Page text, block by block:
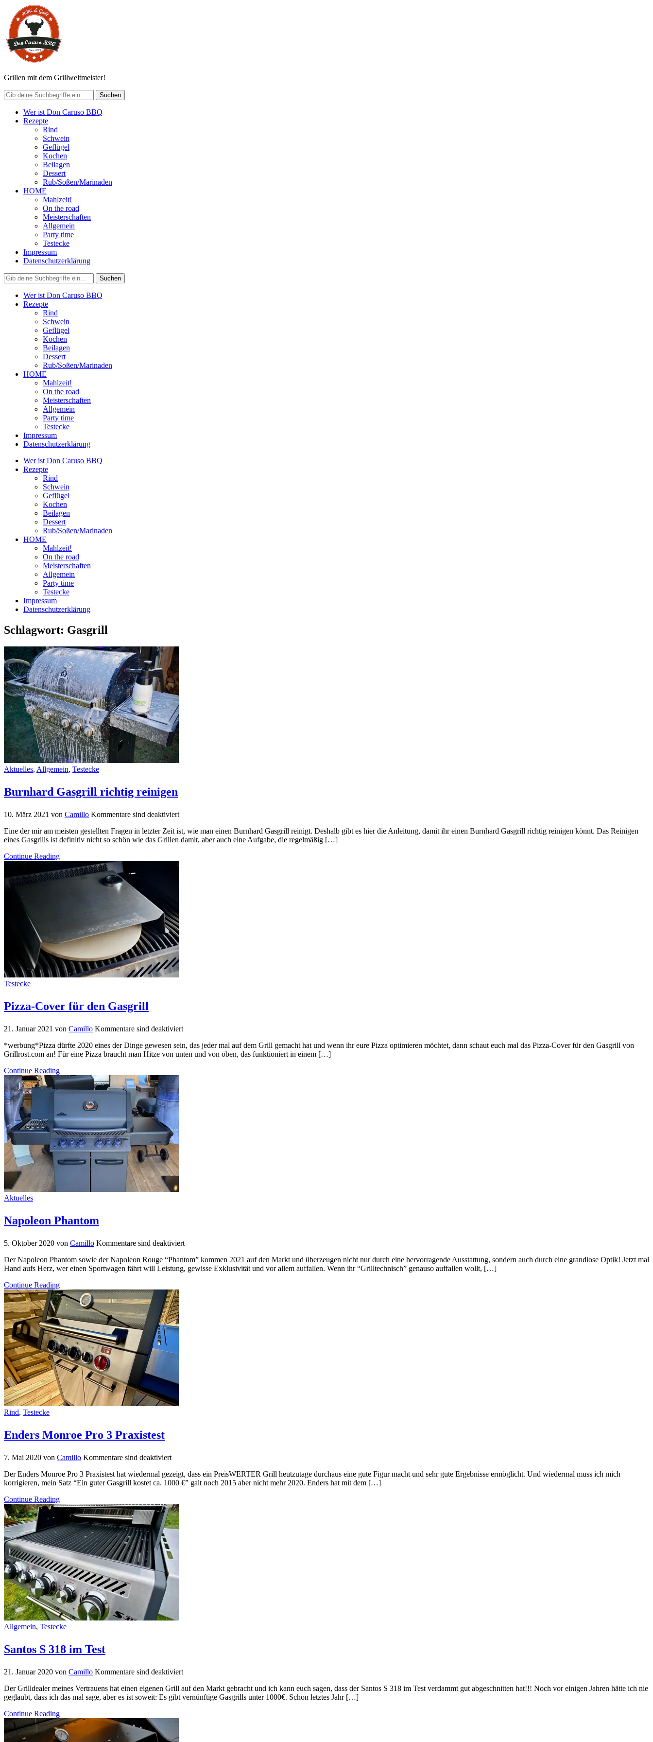
Grillen mit dem Grillweltmeister!
Wer ist Don Caruso BBQ
Rezepte
Rind
Schwein
Geflügel
Kochen
Beilagen
Dessert
Rub/Soßen/Marinaden
HOME
Mahlzeit!
On the road
Meisterschaften
Allgemein
Party time
Testecke
Impressum
Datenschutzerklärung
Wer ist Don Caruso BBQ
Rezepte
Rind
Schwein
Geflügel
Kochen
Beilagen
Dessert
Rub/Soßen/Marinaden
HOME
Mahlzeit!
On the road
Meisterschaften
Allgemein
Party time
Testecke
Impressum
Datenschutzerklärung
Wer ist Don Caruso BBQ
Rezepte
Rind
Schwein
Geflügel
Kochen
Beilagen
Dessert
Rub/Soßen/Marinaden
HOME
Mahlzeit!
On the road
Meisterschaften
Allgemein
Party time
Testecke
Impressum
Datenschutzerklärung
Schlagwort: Gasgrill
Aktuelles, Allgemein, Testecke
Burnhard Gasgrill richtig reinigen
10. März 2021 von Camillo Kommentare sind deaktiviert
Eine der mir am meisten gestellten Fragen in letzter Zeit ist, wie man einen Burnhard Gasgrill reinigt. Deshalb gibt es hier die Anleitung, damit ihr einen Burnhard Gasgrill richtig reinigen könnt. Das Reinigen
eines Gasgrills ist definitiv nicht so schön wie das Grillen damit, aber auch eine Aufgabe, die regelmäßig […]
Continue Reading
Testecke
Pizza-Cover für den Gasgrill
21. Januar 2021 von Camillo Kommentare sind deaktiviert
*werbung*Pizza dürfte 2020 eines der Dinge gewesen sein, das jeder mal auf dem Grill gemacht hat und wenn ihr eure Pizza optimieren möchtet, dann schaut euch mal das Pizza-Cover für den Gasgrill von
Grillrost.com an! Für eine Pizza braucht man Hitze von unten und von oben, das funktioniert in einem […]
Continue Reading
Aktuelles
Napoleon Phantom
5. Oktober 2020 von Camillo Kommentare sind deaktiviert
Der Napoleon Phantom sowie der Napoleon Rouge “Phantom” kommen 2021 auf den Markt und überzeugen nicht nur durch eine hervorragende Ausstattung, sondern auch durch eine grandiose Optik! Jetzt mal
Hand aufs Herz, wer einen Sportwagen fährt will Leistung, gewisse Exklusivität und vor allem auffallen. Wenn ihr “Grilltechnisch” genauso auffallen wollt, […]
Continue Reading
Rind, Testecke
Enders Monroe Pro 3 Praxistest
7. Mai 2020 von Camillo Kommentare sind deaktiviert
Der Enders Monroe Pro 3 Praxistest hat wiedermal gezeigt, dass ein PreisWERTER Grill heutzutage durchaus eine gute Figur macht und sehr gute Ergebnisse ermöglicht. Und wiedermal muss ich mich
korrigieren, mein Satz “Ein guter Gasgrill kostet ca. 1000 €” galt noch 2015 aber nicht mehr 2020. Enders hat mit dem […]
Continue Reading
Allgemein, Testecke
Santos S 318 im Test
21. Januar 2020 von Camillo Kommentare sind deaktiviert
Der Grilldealer meines Vertrauens hat einen eigenen Grill auf den Markt gebracht und ich kann euch sagen, dass der Santos S 318 im Test verdammt gut abgeschnitten hat!!! Noch vor einigen Jahren hätte ich nie
geglaubt, dass ich das mal sage, aber es ist soweit: Es gibt vernünftige Gasgrills unter 1000€. Schon letztes Jahr […]
Continue Reading